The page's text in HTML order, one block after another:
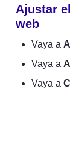
Ajustar
web
Vaya a
Vaya a
Vaya a